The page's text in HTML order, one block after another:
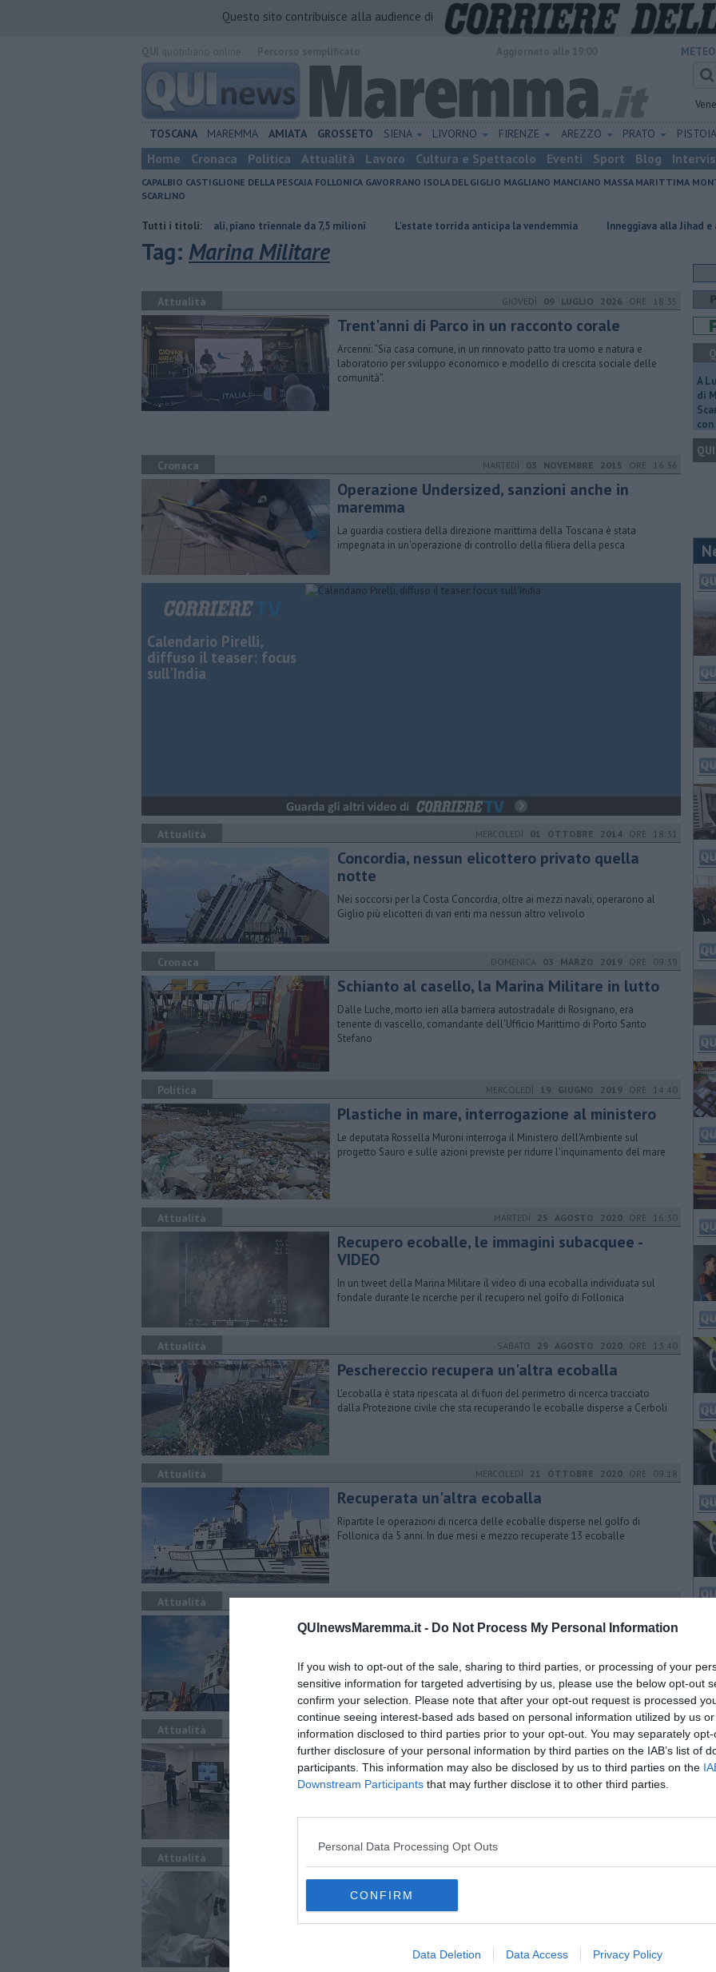
QUInewsMaremma.it - Do Not Process My Personal Information
If you wish to opt-out of the sale, sharing to third parties, or processing of your
sensitive information for targeted advertising by us, please use the below opt-out
confirm your selection. Please note that after your opt-out request is processed
continue seeing interest-based ads based on personal information utilized by us
information disclosed to third parties prior to your opt-out. You may separately
further disclosure of your personal information by third parties on the IAB’s list of
participants. This information may also be disclosed by us to third parties on the
Downstream Participants that may further disclose it to other third parties.
Personal Data Processing Opt Outs
CONFIRM
Data Deletion Data Access Privacy Policy
Questo sito contribuisce alla audience di
TOSCANA MAREMMA AMIATA GROSSETO SIENA LIVORNO FIRENZE AREZZO PRATO PISTOIA
Home Cronaca Politica Attualità Lavoro Cultura e Spettacolo Eventi Sport Blog
CAPALBIO CASTIGLIONE DELLA PESCAIA FOLLONICA GAVORRANO ISOLA DEL GIGLIO MAGLIANO MANCIANO MASSA MARITTIMA
SCARLINO
Tutti i titoli:
Porti regionali, piano triennale da 7,5 milioni L'estate torrida anticipa la vendemmia Inneggiava alla Jihad e al nazismo,
Tag: Marina Militare
Attualità GIOVEDÌ 09 LUGLIO 2026 ORE 18:35
Trent'anni di Parco in un racconto corale
Arcenni: “Sia casa comune, in un rinnovato patto tra uomo e natura e
laboratorio per sviluppo economico e modello di crescita sociale delle
comunità”.
Cronaca MARTEDÌ 03 NOVEMBRE 2015 ORE 16:36
Operazione Undersized, sanzioni anche in
maremma
La guardia costiera della direzione marittima della Toscana è stata
impegnata in un'operazione di controllo della filiera della pesca
Calendario Pirelli,
diffuso il teaser: focus
sull'India
Attualità MERCOLEDÌ 01 OTTOBRE 2014 ORE 18:31
Concordia, nessun elicottero privato quella
notte
​Nei soccorsi per la Costa Concordia, oltre ai mezzi navali, operarono al
Giglio più elicotteri di vari enti ma nessun altro velivolo
Cronaca DOMENICA 03 MARZO 2019 ORE 09:39
Schianto al casello, la Marina Militare in lutto
Dalle Luche, morto ieri alla barriera autostradale di Rosignano, era
tenente di vascello, comandante dell'Ufficio Marittimo di Porto Santo
Stefano
Politica MERCOLEDÌ 19 GIUGNO 2019 ORE 14:40
Plastiche in mare, interrogazione al ministero
Le deputata Rossella Muroni interroga il Ministero dell'Ambiente sul
progetto Sauro e sulle azioni previste per ridurre l'inquinamento del mare
Attualità MARTEDÌ 25 AGOSTO 2020 ORE 16:30
Recupero ecoballe, le immagini subacquee -
VIDEO
In un tweet della Marina Militare il video di una ecoballa individuata sul
fondale durante le ricerche per il recupero nel golfo di Follonica
Attualità SABATO 29 AGOSTO 2020 ORE 13:40
Peschereccio recupera un'altra ecoballa
L'ecoballa è stata ripescata al di fuori del perimetro di ricerca tracciato
dalla Protezione civile che sta recuperando le ecoballe disperse a Cerboli
Attualità MERCOLEDÌ 21 OTTOBRE 2020 ORE 09:18
Recuperata un'altra ecoballa
Ripartite le operazioni di ricerca delle ecoballe disperse nel golfo di
Follonica da 5 anni. In due mesi e mezzo recuperate 13 ecoballe
Attualità VENERDÌ06 NOVEMBRE 2020ORE 18:27
Salgono a 32 le ecoballe recuperate in mare
nel 2015 dalla motonave Ivy. Corsa contro il tempo per recuperare le altre
Attualità MERCOLEDÌ02 DICEMBRE 2020ORE 16:30
Recupero ecoballe, verso la conclusione dei
lavori
Il sindaco di Piombino: "Le ecoballe recuperate nel golfo di Follonica
Attualità
Dopo Capraia anche Giglio e Giannutri Covid
free
Capraia sarà la prima a completare le vaccinazioni il 7 e l'8 Maggio. Poi
A
di
QUI